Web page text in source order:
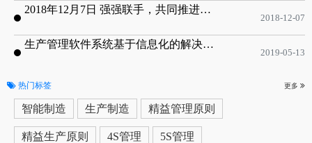
2018年12月7日 强强联手，共同推进电子器件领域APS应用典范 风华高科生产自动化工业互联网应用项目-APS项目启动会
2018-12-07
生产管理软件系统基于信息化的解决方案
2019-05-13
热门标签 更多
智能制造 生产制造 精益管理原则
精益生产原则 4S管理 5S管理